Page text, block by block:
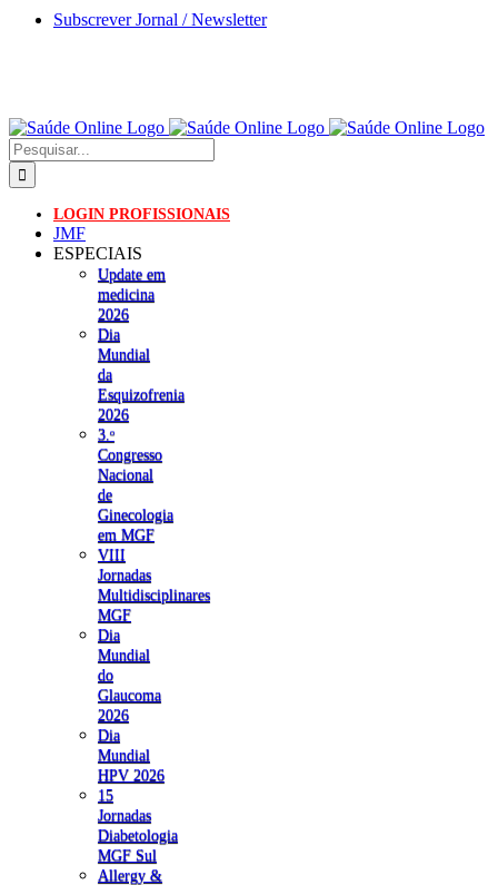
Skip
Subscrever Jornal / Newsletter
Pesquisar
LOGIN PROFISSIONAIS
JMF
ESPECIAIS
Update em
medicina
2026
Dia
Mundial
da
Esquizofrenia
2026
3.ᵒ
Congresso
Nacional
de
Ginecologia
em MGF
VIII
Jornadas
Multidisciplinares
MGF
Dia
Mundial
do
Glaucoma
2026
Dia
Mundial
HPV 2026
15
Jornadas
Diabetologia
MGF Sul
Allergy &